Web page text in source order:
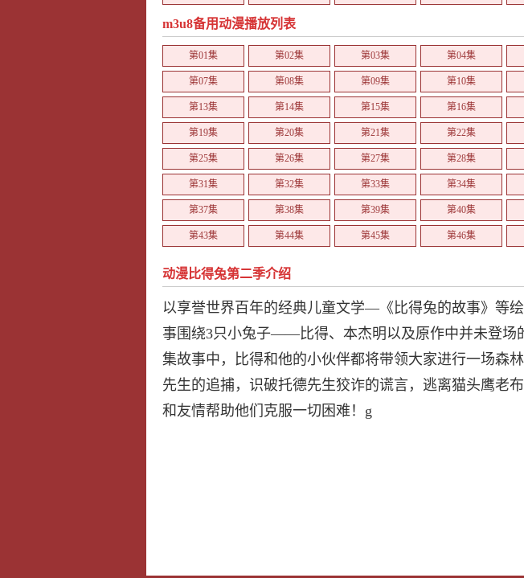
49 50
m3u8备用动漫播放列表
第01集 第02集 第03集 第04集
第07集 第08集 第09集 第10集
第13集 第14集 第15集 第16集
第19集 第20集 第21集 第22集
第25集 第26集 第27集 第28集
第31集 第32集 第33集 第34集
第37集 第38集 第39集 第40集
第43集 第44集 第45集 第46集
动漫比得兔第二季介绍
以享誉世界百年的经典儿童文学—《比得兔的故事》等
事围绕3只小兔子——比得、本杰明以及原作中并未登场
集故事中，比得和他的小伙伴都将带领大家进行一场森
先生的追捕，识破托德先生狡诈的谎言，逃离猫头鹰
和友情帮助他们克服一切困难！g